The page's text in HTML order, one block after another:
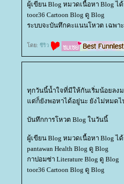
ผู้เขียน Blog หมวดเนื้อหา Blog ไ
toor36 Cartoon Blog ดู Blog
ระบบจะบันทึกคะแนนโหวต เฉพา
ดย: ชีริว
ทุกวันนี้น้ำใจที่มีให้กันเริ่มน้อยลง
ต่ก็ยังพอหาได้อยู่นะ ยังไม่หมดไ
บันทึกการโหวต Blog ในวันนี้
ผู้เขียน Blog หมวดเนื้อหา Blog ไ
pantawan Health Blog ดู Blog
กาปอมซ่า Literature Blog ดู Blog
toor36 Cartoon Blog ดู Blog